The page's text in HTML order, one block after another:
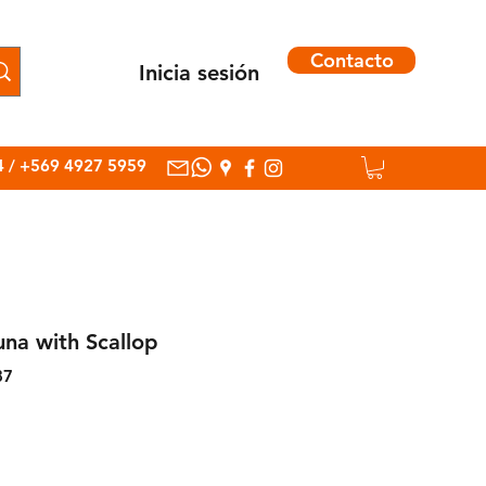
Inicia sesión
Inicia sesión Contacto
/ +569 4927 5959
with Scallop